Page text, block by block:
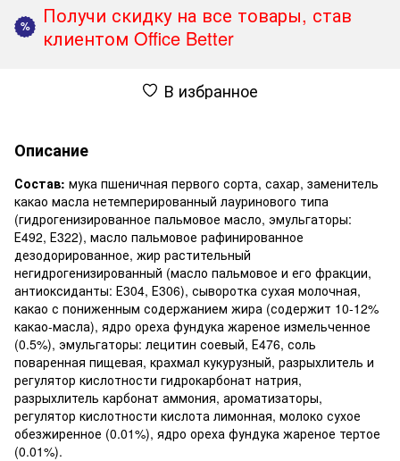
%
Получи скидку на все товары, став
клиентом Office Better
В избранное
Описание
Состав: мука пшеничная первого сорта, сахар, заменитель
какао масла нетемперированный лауринового типа
(гидрогенизированное пальмовое масло, эмульгаторы:
Е492, Е322), масло пальмовое рафинированное
дезодорированное, жир растительный
негидрогенизированный (масло пальмовое и его фракции,
антиоксиданты: Е304, Е306), сыворотка сухая молочная,
какао с пониженным содержанием жира (содержит 10-12%
какао-масла), ядро ореха фундука жареное измельченное
(0.5%), эмульгаторы: лецитин соевый, Е476, соль
поваренная пищевая, крахмал кукурузный, разрыхлитель и
регулятор кислотности гидрокарбонат натрия,
разрыхлитель карбонат аммония, ароматизаторы,
регулятор кислотности кислота лимонная, молоко сухое
обезжиренное (0.01%), ядро ореха фундука жареное тертое
(0.01%).